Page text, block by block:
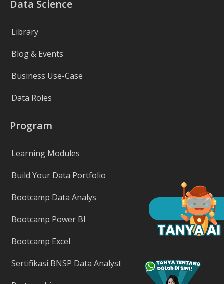
Data Science
Library
Blog & Events
Business Use-Case
Data Roles
Program
Learning Modules
Build Your Data Portfolio
Bootcamp Data Analys
Bootcamp Power BI
Bootcamp Excel
Sertifikasi BNSP Data Analyst